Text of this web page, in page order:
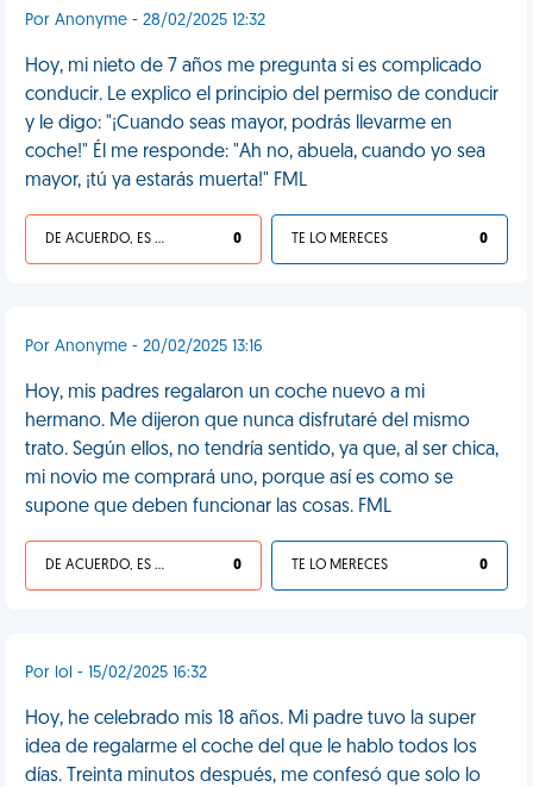
Por Anonyme - 28/02/2025 12:32
Hoy, mi nieto de 7 años me pregunta si es complicado
conducir. Le explico el principio del permiso de conducir
y le digo: "¡Cuando seas mayor, podrás llevarme en
coche!" Él me responde: "Ah no, abuela, cuando yo sea
mayor, ¡tú ya estarás muerta!" FML
DE ACUERDO, ES UNA VIDA HP 0 TE LO MERECES 0
Por Anonyme - 20/02/2025 13:16
Hoy, mis padres regalaron un coche nuevo a mi
hermano. Me dijeron que nunca disfrutaré del mismo
trato. Según ellos, no tendría sentido, ya que, al ser chica,
mi novio me comprará uno, porque así es como se
supone que deben funcionar las cosas. FML
DE ACUERDO, ES UNA VIDA HP 0 TE LO MERECES 0
Por lol - 15/02/2025 16:32
Hoy, he celebrado mis 18 años. Mi padre tuvo la super
idea de regalarme el coche del que le hablo todos los
días. Treinta minutos después, me confesó que solo lo